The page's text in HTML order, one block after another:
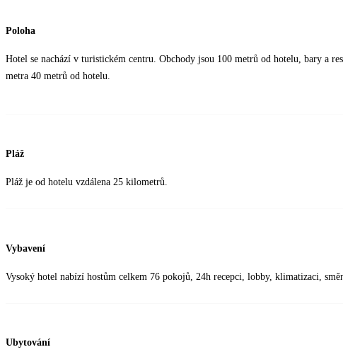
Poloha
Hotel se nachází v turistickém centru. Obchody jsou 100 metrů od hotelu, bary a
metra 40 metrů od hotelu.
Pláž
Pláž je od hotelu vzdálena 25 kilometrů.
Vybavení
Vysoký hotel nabízí hostům celkem 76 pokojů, 24h recepci, lobby, klimatizaci,
Ubytování